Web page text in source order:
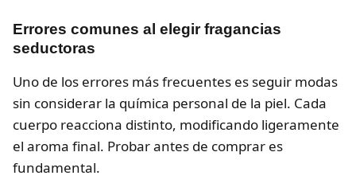
Errores comunes al elegir fragancias
seductoras
Uno de los errores más frecuentes es seguir modas
sin considerar la química personal de la piel. Cada
cuerpo reacciona distinto, modificando ligeramente
el aroma final. Probar antes de comprar es
fundamental.